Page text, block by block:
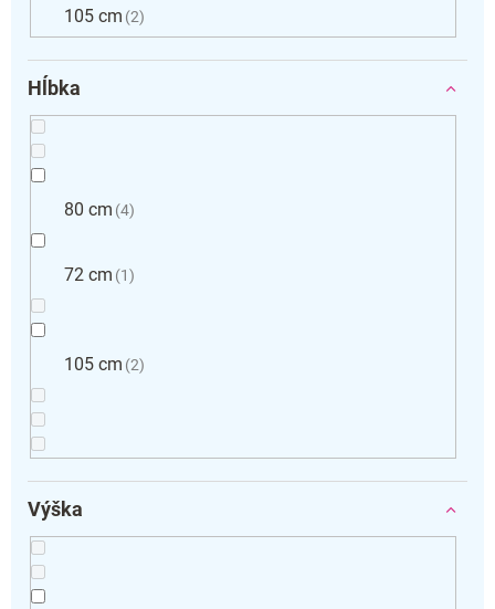
105 cm 2
Hĺbka
80 cm 4
72 cm 1
105 cm 2
Výška